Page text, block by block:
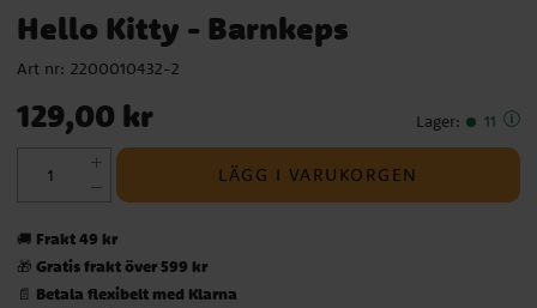
Hello Kitty - Barnkeps
Art nr: 2200010432-2
Pris:129,00 kr
129,00 kr Lager: 11
LÄGG I VARUKORGEN
🚚 Frakt 49 kr
🎁 Gratis frakt över 599 kr
📄 Betala flexibelt med Klarna